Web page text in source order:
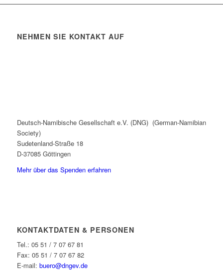
NEHMEN SIE KONTAKT AUF
Deutsch-Namibische Gesellschaft e.V. (DNG) (German-Namibian
Society)
Sudetenland-Straße 18
D-37085 Göttingen
Mehr über das Spenden erfahren
KONTAKTDATEN & PERSONEN
Tel.: 05 51 / 7 07 67 81
Fax: 05 51 / 7 07 67 82
E-mail: buero@dngev.de